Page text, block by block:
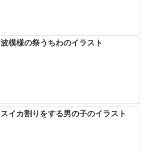
波模様の祭うちわのイラスト
スイカ割りをする男の子のイラスト